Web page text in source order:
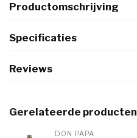
Productomschrijving
Specificaties
Reviews
Gerelateerde producten
DON PAPA